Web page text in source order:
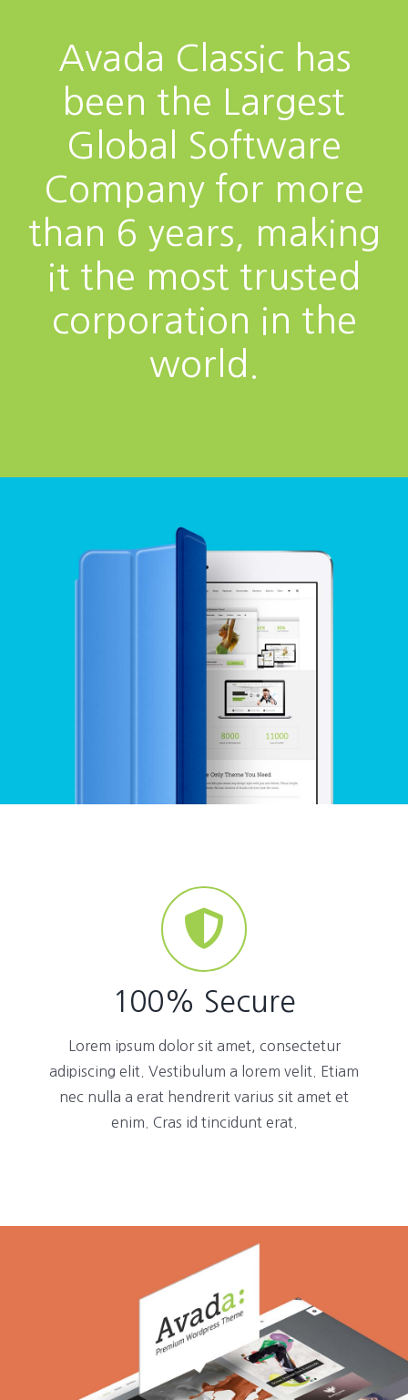
Avada Classic has
been the Largest
Global Software
Company for more
than 6 years, making
it the most trusted
corporation in the
world.
100% Secure
Lorem ipsum dolor sit amet, consectetur
adipiscing elit. Vestibulum a lorem velit. Etiam
nec nulla a erat hendrerit varius sit amet et
enim. Cras id tincidunt erat.